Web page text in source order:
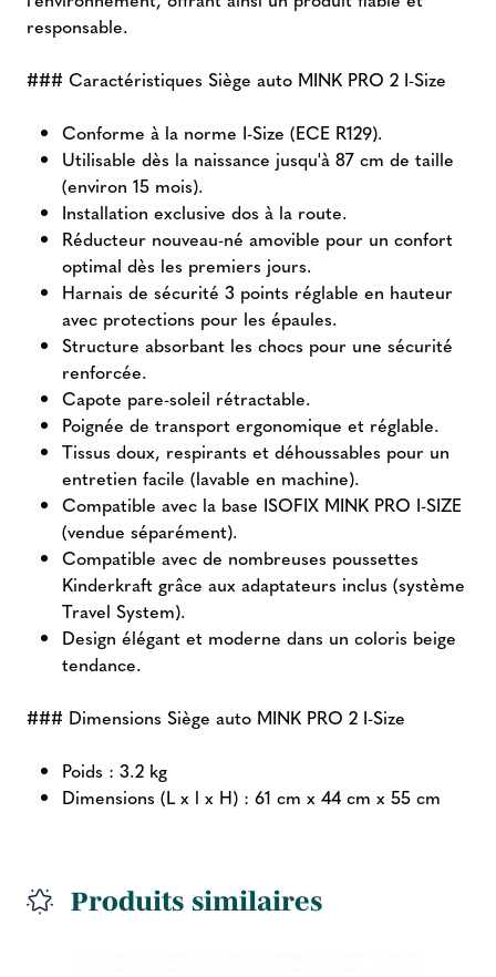
responsable.
### Caractéristiques Siège auto MINK PRO 2 I-Size
Conforme à la norme I-Size (ECE R129).
Utilisable dès la naissance jusqu'à 87 cm de taille
(environ 15 mois).
Installation exclusive dos à la route.
Réducteur nouveau-né amovible pour un confort
optimal dès les premiers jours.
Harnais de sécurité 3 points réglable en hauteur
avec protections pour les épaules.
Structure absorbant les chocs pour une sécurité
renforcée.
Capote pare-soleil rétractable.
Poignée de transport ergonomique et réglable.
Tissus doux, respirants et déhoussables pour un
entretien facile (lavable en machine).
Compatible avec la base ISOFIX MINK PRO I-SIZE
(vendue séparément).
Compatible avec de nombreuses poussettes
Kinderkraft grâce aux adaptateurs inclus (système
Travel System).
Design élégant et moderne dans un coloris beige
tendance.
### Dimensions Siège auto MINK PRO 2 I-Size
Poids : 3.2 kg
Dimensions (L x l x H) : 61 cm x 44 cm x 55 cm
Produits similaires